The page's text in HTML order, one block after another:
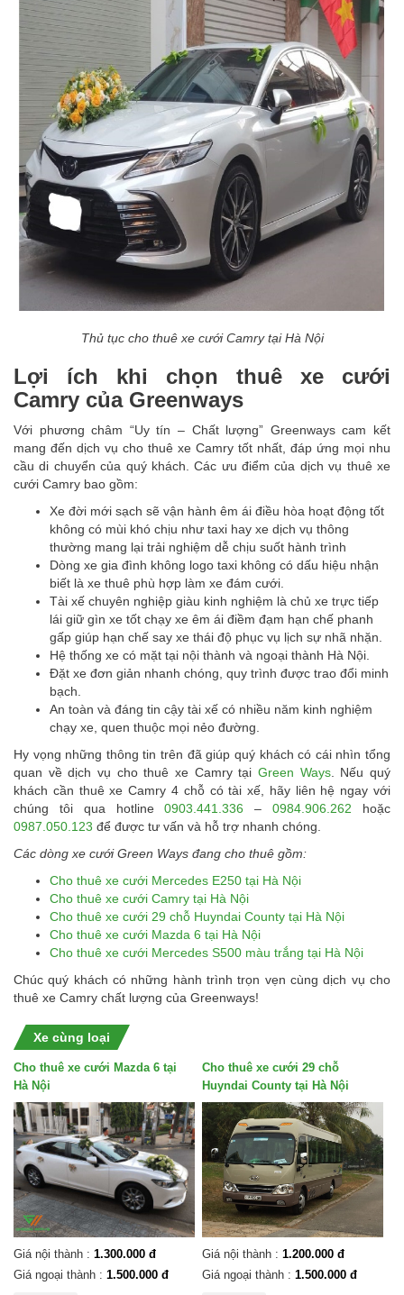
Thủ tục cho thuê xe cưới Camry tại Hà Nội
Lợi ích khi chọn thuê xe cưới
Camry của Greenways
Với phương châm “Uy tín – Chất lượng” Greenways cam kết
mang đến dịch vụ cho thuê xe Camry tốt nhất, đáp ứng mọi nhu
cầu di chuyển của quý khách. Các ưu điểm của dịch vụ thuê xe
cưới Camry bao gồm:
Xe đời mới sạch sẽ vận hành êm ái điều hòa hoạt động tốt
không có mùi khó chịu như taxi hay xe dịch vụ thông
thường mang lại trải nghiệm dễ chịu suốt hành trình
Dòng xe gia đình không logo taxi không có dấu hiệu nhận
biết là xe thuê phù hợp làm xe đám cưới.
Tài xế chuyên nghiệp giàu kinh nghiệm là chủ xe trực tiếp
lái giữ gìn xe tốt chạy xe êm ái điềm đạm hạn chế phanh
gấp giúp hạn chế say xe thái độ phục vụ lịch sự nhã nhặn.
Hệ thống xe có mặt tại nội thành và ngoại thành Hà Nội.
Đặt xe đơn giản nhanh chóng, quy trình được trao đổi minh
bạch.
An toàn và đáng tin cậy tài xế có nhiều năm kinh nghiệm
chạy xe, quen thuộc mọi nẻo đường.
Hy vọng những thông tin trên đã giúp quý khách có cái nhìn tổng
quan về dịch vụ cho thuê xe Camry tại Green Ways. Nếu quý
khách cần thuê xe Camry 4 chỗ có tài xế, hãy liên hệ ngay với
chúng tôi qua hotline0903.441.336 –0984.906.262 hoặc
0987.050.123 để được tư vấn và hỗ trợ nhanh chóng.
Các dòng xe cưới Green Ways đang cho thuê gồm:
Cho thuê xe cưới Mercedes E250 tại Hà Nội
Cho thuê xe cưới Camry tại Hà Nội
Cho thuê xe cưới 29 chỗ Huyndai County tại Hà Nội
Cho thuê xe cưới Mazda 6 tại Hà Nội
Cho thuê xe cưới Mercedes S500 màu trắng tại Hà Nội
Chúc quý khách có những hành trình trọn vẹn cùng dịch vụ cho
thuê xe Camry chất lượng của Greenways!
Xe cùng loại
Cho thuê xe cưới Mazda 6 tại
Hà Nội
Giá nội thành : 1.300.000 đ
Giá ngoại thành : 1.500.000 đ
Cho thuê xe cưới 29 chỗ
Huyndai County tại Hà Nội
Giá nội thành : 1.200.000 đ
Giá ngoại thành : 1.500.000 đ